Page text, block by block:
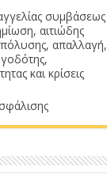
συμβάσεως
αιτιώδης
απαλλαγή,
και κρίσεις